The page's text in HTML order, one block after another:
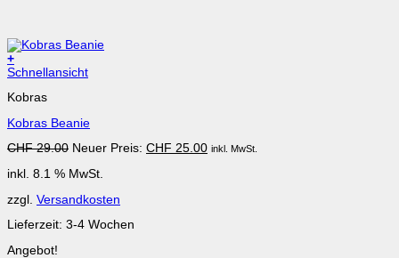
+
Schnellansicht
Kobras
Kobras Beanie
CHF29.00 Ursprünglicher
war:
Neuer Preis: CHF 25.00Aktueller
inkl. MwSt.
inkl. 8.1 % MwSt.
zzgl. Versandkosten
Lieferzeit: 3-4 Wochen
Angebot!